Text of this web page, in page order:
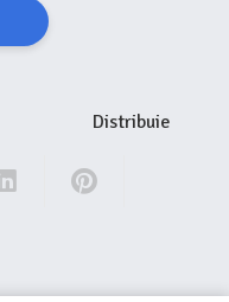
Distribuie